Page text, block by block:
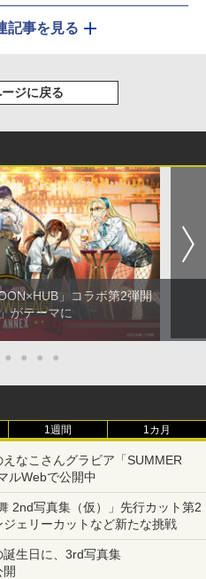
記事を見る
ージに戻る
」コラボ第2弾開
がテーマに
● ● ● ●
1週間 1カ月
えなこさんグラビア「SUMMER
ルWebで公開中
2nd写真集（仮）」先行カット第2
ェリーカットなど新たな挑戦
誕生日に、3rd写真集
開